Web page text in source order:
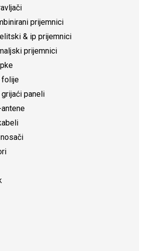
prijemnici
& ip prijemnici
prijemnici
folije
paneli